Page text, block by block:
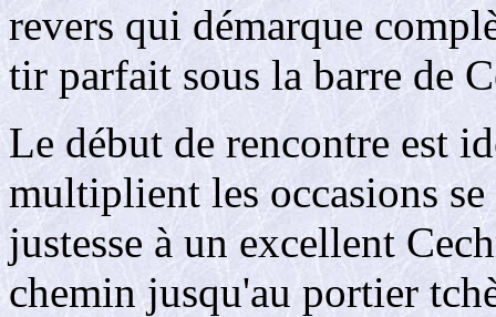
revers qui démarque
tir parfait sous la barre de
Le début de rencontre est
multiplient les occasions
justesse à un excellent
chemin jusqu'au portier